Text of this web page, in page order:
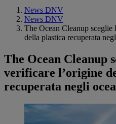
News DNV
News DNV
The Ocean Cleanup
della plastica recuperata
The Ocean Cleanup
verificare l’origine
recuperata negli